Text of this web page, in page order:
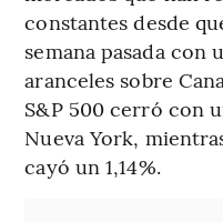
constantes desde
semana pasada con
aranceles sobre
S&P 500 cerró con
Nueva York,
cayó un 1,14%.